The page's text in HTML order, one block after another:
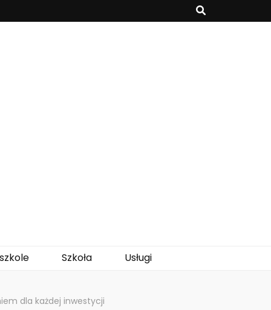
Szkoła Usługi
dla każdej inwestycji